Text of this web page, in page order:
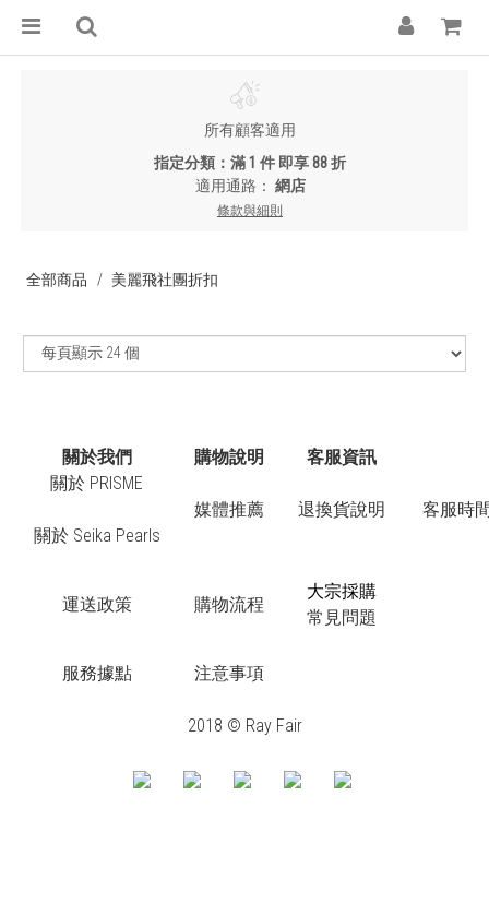
所有顧客適用
指定分類：滿 1 件 即享 88 折
適用通路： 網店
條款與細則
全部商品 美麗飛社團折扣
關於我們 購物說明
客服資訊
關於 PRISME
關於 Seika Pearls
媒體推薦 退換貨說明 客服時
運送政策 購物流程
大宗採購
常見問題
服務據點 注意事項
2018 © Ray Fair